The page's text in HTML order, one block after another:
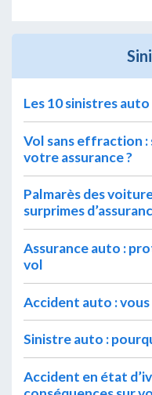
Les 10 sinistres
Vol sans effraction :
votre assurance ?
Palmarès des
surprimes
Assurance auto :
vol
Accident auto :
Sinistre auto :
Accident en état